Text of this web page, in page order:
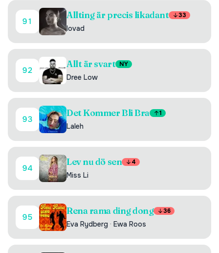
91
Allting är precis likadant 33
lovad
92
Allt är svart NY
Dree Low
93
Det Kommer Bli Bra 1
Laleh
94
Lev nu dö sen 4
Miss Li
95
Rena rama ding dong 36
Eva Rydberg · Ewa Roos